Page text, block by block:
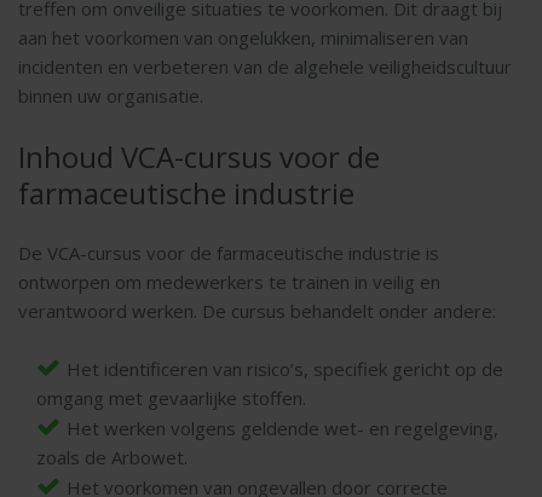
treffen om onveilige situaties te voorkomen. Dit draagt bij
aan het voorkomen van ongelukken, minimaliseren van
incidenten en verbeteren van de algehele veiligheidscultuur
binnen uw organisatie.
Inhoud VCA-cursus voor de
farmaceutische industrie
De VCA-cursus voor de farmaceutische industrie is
ontworpen om medewerkers te trainen in veilig en
verantwoord werken. De cursus behandelt onder andere:
Het identificeren van risico’s, specifiek gericht op de
omgang met gevaarlijke stoffen.
Het werken volgens geldende wet- en regelgeving,
zoals de Arbowet.
Het voorkomen van ongevallen door correcte